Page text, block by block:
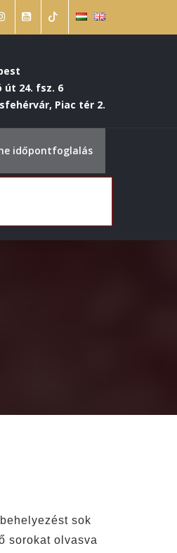
út 24. fsz. 6
Piac tér 2.
időpontfoglalás
sok
sorokat olvasva